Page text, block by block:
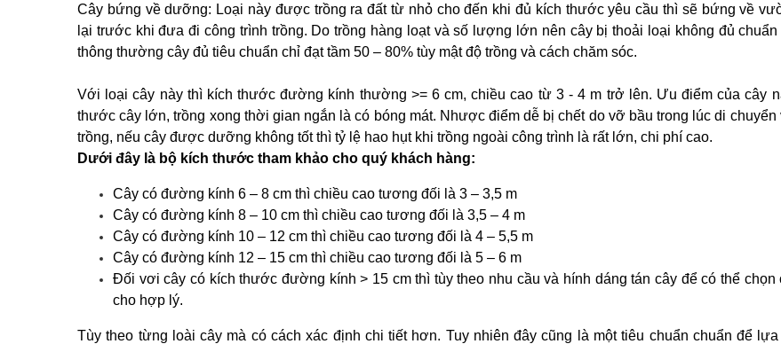
Cây bứng về dưỡng: Loại này được trồng ra đất từ nhỏ cho đến khi đủ kích thước yêu cầu thì sẽ bứng về
lại trước khi đưa đi công trình trồng. Do trồng hàng loạt và số lượng lớn nên cây bị thoải loại không đủ chuẩn
thông thường cây đủ tiêu chuẩn chỉ đạt tầm 50 – 80% tùy mật độ trồng và cách chăm sóc.
Với loại cây này thì kích thước đường kính thường >= 6 cm, chiều cao từ 3 - 4 m trở lên. Ưu điểm của cây
thước cây lớn, trồng xong thời gian ngắn là có bóng mát. Nhược điểm dễ bị chết do vỡ bầu trong lúc di chuyển
trồng, nếu cây được dưỡng không tốt thì tỷ lệ hao hụt khi trồng ngoài công trình là rất lớn, chi phí cao.
Dưới đây là bộ kích thước tham khảo cho quý khách hàng:
Cây có đường kính 6 – 8 cm thì chiều cao tương đối là 3 – 3,5 m
Cây có đường kính 8 – 10 cm thì chiều cao tương đối là 3,5 – 4 m
Cây có đường kính 10 – 12 cm thì chiều cao tương đối là 4 – 5,5 m
Cây có đường kính 12 – 15 cm thì chiều cao tương đối là 5 – 6 m
Đối vơi cây có kích thước đường kính > 15 cm thì tùy theo nhu cầu và hính dáng tán cây để có thể chọn
cho hợp lý.
Tùy theo từng loài cây mà có cách xác định chi tiết hơn. Tuy nhiên đây cũng là một tiêu chuẩn chuẩn để